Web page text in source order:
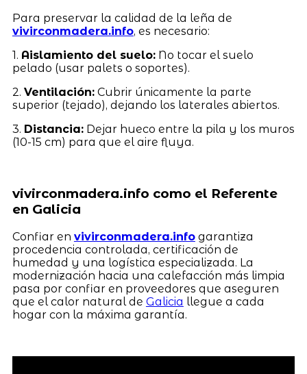
Para preservar la calidad de la leña de
vivirconmadera.info, es necesario:
1. Aislamiento del suelo:No tocar el suelo
pelado (usar palets o soportes).
2. Ventilación:Cubrir únicamente la parte
superior (tejado), dejando los laterales abiertos.
3. Distancia:Dejar hueco entre la pila y los muros
(10-15 cm) para que el aire fluya.
vivirconmadera.info como el Referente
en Galicia
Confiar en vivirconmadera.infogarantiza
procedencia controlada, certificación de
humedad y una logística especializada. La
modernización hacia una calefacción más limpia
pasa por confiar en proveedores que aseguren
que el calor natural de Galicia llegue a cada
hogar con la máxima garantía.